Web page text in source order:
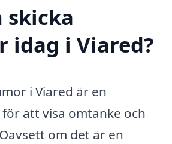
skicka
idag i Viared?
i Viared är en
att visa omtanke och
om det är en